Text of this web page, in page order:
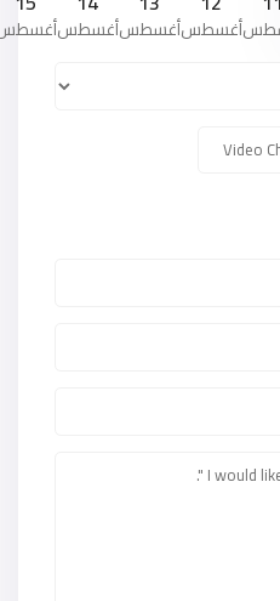
أغسطسأغسطسأغسطس
Video